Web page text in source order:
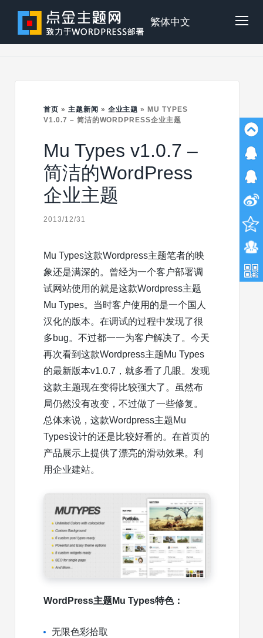
content
点
主
题
繁体中文
首页 » 主题新闻 » 企业主题 » MU TYPES
V1.0.7 – 简洁的WORDPRESS企业主题
Mu Types v1.0.7 –
简洁的WordPress
企业主题
2013/12/31
Mu Types这款Wordpress主题笔者的映
象还是满深的。曾经为一个客户部署调
试网站使用的就是这款Wordpress主题
Mu Types。当时客户使用的是一个国人
汉化的版本。在调试的过程中发现了很
多bug。不过都一一为客户解决了。今天
再次看到这款Wordpress主题Mu Types
的最新版本v1.0.7，就多看了几眼。发现
这款主题现在变得比较强大了。虽然布
局仍然没有改变，不过做了一些修复。
总体来说，这款Wordpress主题Mu
Types设计的还是比较好看的。在首页的
产品展示上提供了漂亮的滑动效果。利
用企业建站。
WordPress主题Mu Types特色：
无限色彩拾取